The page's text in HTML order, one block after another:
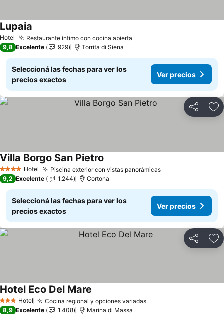
Hotel Restaurante íntimo con cocina abierta
Lupaia
9,8 Excelente 929 Torrita di Siena
Seleccioná las fechas para ver los
precios exactos
Ver precios
Compartir
4 EstrellasHotel Piscina exterior con vistas panorámicasVer precios
Villa Borgo San Pietro
9,2 Excelente 1.244 Cortona
Seleccioná las fechas para ver los
precios exactos
Ver precios
Compartir
3 Estrellas
Hotel Cocina regional y opciones variadasVer precios
Hotel Eco Del Mare
8,9 Excelente 1.408 Marina di Massa